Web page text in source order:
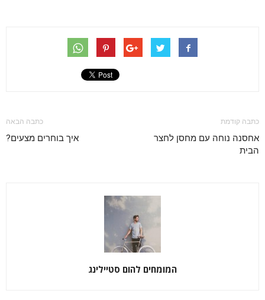
כתבה קודמת
אחסנה נוחה עם מחסן לחצר
הבית
כתבה הבאה
איך בוחרים מצעים?
המומחים להום סטיילינג